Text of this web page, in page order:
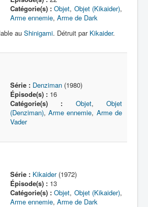
Catégorie(s) : Objet, Objet (Kikaider),
Arme ennemie, Arme de Dark
au Shinigami. Détruit par Kikaider.
Série : Denziman(1980)
Épisode(s) :16
Catégorie(s) :
Objet,Objet
(Denziman),Arme ennemie, Arme de
Vader
Série : Kikaider(1972)
Épisode(s) :13
Catégorie(s) : Objet, Objet (Kikaider),
Arme ennemie, Arme de Dark